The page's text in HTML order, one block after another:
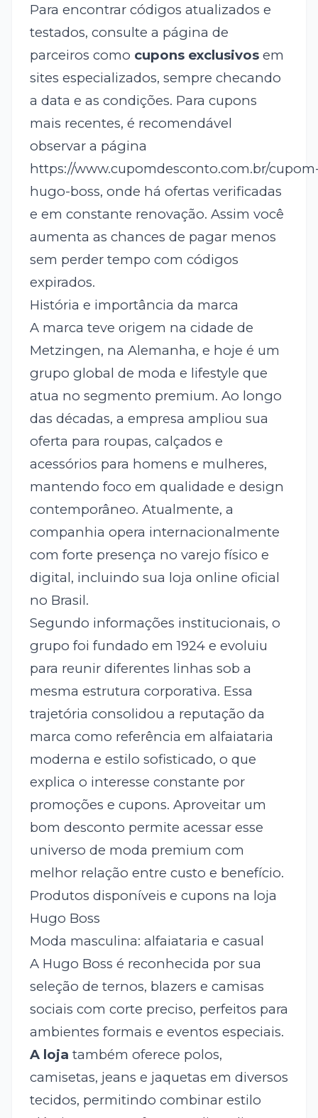
Para encontrar códigos atualizados e
testados, consulte a página de
parceiros como cupons exclusivosem
sites especializados, sempre checando
a data e as condições. Para cupons
mais recentes, é recomendável
observar a página
https://www.cupomdesconto.com.br/
hugo-boss, onde há ofertas verificadas
e em constante renovação. Assim você
aumenta as chances de pagar menos
sem perder tempo com códigos
expirados.
História e importância da marca
A marca teve origem na cidade de
Metzingen, na Alemanha, e hoje é um
grupo global de moda e lifestyle que
atua no segmento premium. Ao longo
das décadas, a empresa ampliou sua
oferta para roupas, calçados e
acessórios para homens e mulheres,
mantendo foco em qualidade e design
contemporâneo. Atualmente, a
companhia opera internacionalmente
com forte presença no varejo físico e
digital, incluindo sua loja online oficial
no Brasil.
Segundo informações institucionais, o
grupo foi fundado em 1924 e evoluiu
para reunir diferentes linhas sob a
mesma estrutura corporativa. Essa
trajetória consolidou a reputação da
marca como referência em alfaiataria
moderna e estilo sofisticado, o que
explica o interesse constante por
promoções e cupons. Aproveitar um
bom desconto permite acessar esse
universo de moda premium com
melhor relação entre custo e benefício.
Produtos disponíveis e cupons na loja
Hugo Boss
Moda masculina: alfaiataria e casual
A Hugo Boss é reconhecida por sua
seleção de ternos, blazers e camisas
sociais com corte preciso, perfeitos para
ambientes formais e eventos especiais.
A loja também oferece polos,
camisetas, jeans e jaquetas em diversos
tecidos, permitindo combinar estilo